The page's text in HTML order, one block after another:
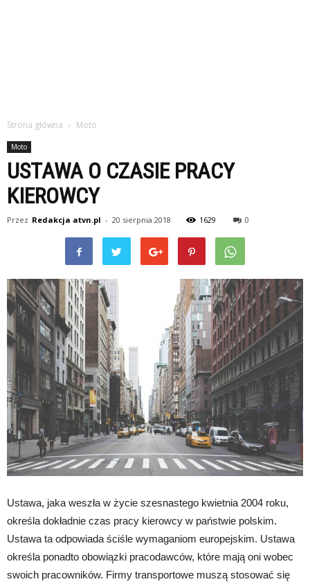
Strona główna Moto
Moto
USTAWA O CZASIE PRACY
KIEROWCY
Przez Redakcja atvn.pl - 20 sierpnia 2018 1629 0
Ustawa, jaka weszła w życie szesnastego kwietnia 2004 roku,
określa dokładnie czas pracy kierowcy w państwie polskim.
Ustawa ta odpowiada ściśle wymaganiom europejskim. Ustawa
określa ponadto obowiązki pracodawców, które mają oni wobec
swoich pracowników. Firmy transportowe muszą stosować się